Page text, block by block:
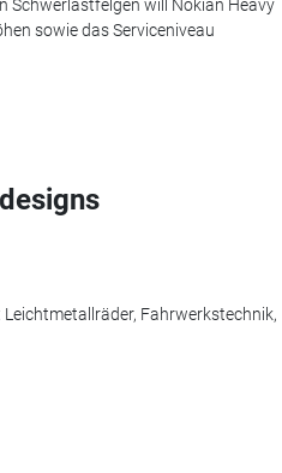
Schwerlastfelgen will Nokian Heavy
sowie das Serviceniveau
Fahrwerkstechnik,